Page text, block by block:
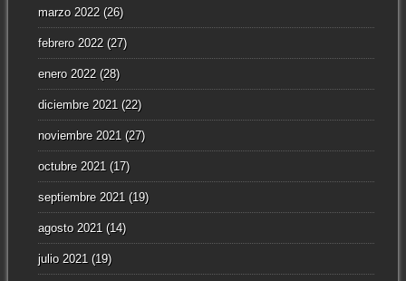
marzo 2022(26)
febrero 2022(27)
enero 2022(28)
diciembre 2021 (22)
noviembre 2021 (27)
octubre 2021 (17)
septiembre 2021 (19)
agosto 2021 (14)
julio 2021 (19)